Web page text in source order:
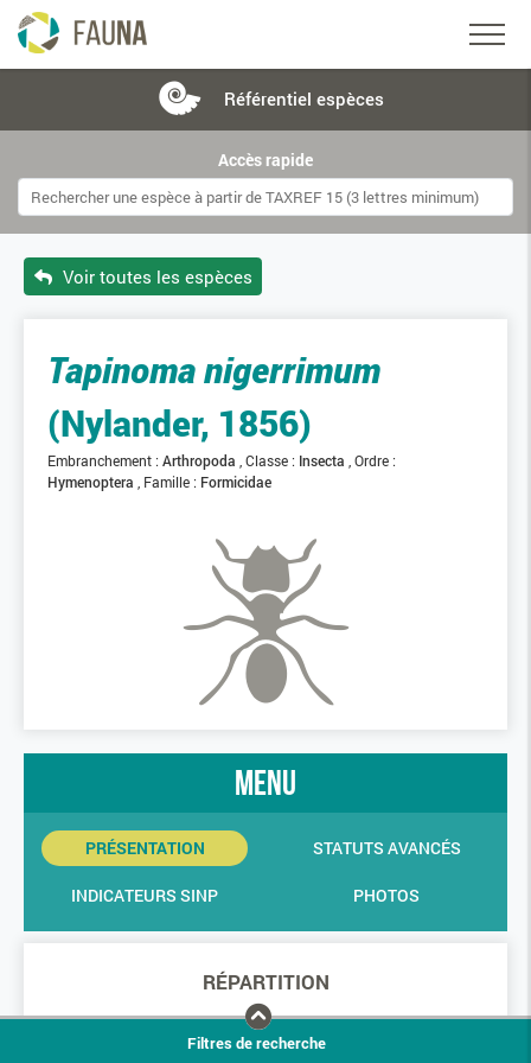
Référentiel espèces
Accès rapide
Voir toutes les espèces
Tapinoma nigerrimum
(Nylander, 1856)
Embranchement : Arthropoda Classe : Insecta Ordre :
Hymenoptera
Famille : Formicidae
menu
PRÉSENTATION STATUTS AVANCÉS
INDICATEURS SINP PHOTOS
RÉPARTITION
Filtres de recherche